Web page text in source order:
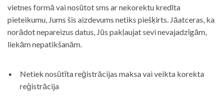
vietnes formā vai nosūtot sms ar nekorektu kredīta
pieteikumu, Jums šis aizdevums netiks piešķirts. Jāatceras, ka
norādot nepareizus datus, Jūs pakļaujat sevi nevajadzīgām,
liekām nepatikšanām.
Netiek nosūtīta reģistrācijas maksa vai veikta korekta
reģistrācija